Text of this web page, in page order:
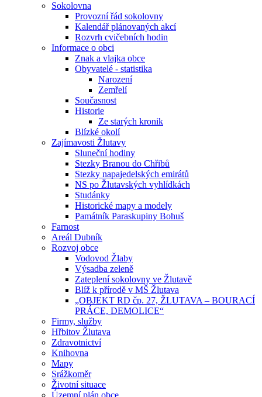
Sokolovna
Provozní řád sokolovny
Kalendář plánovaných akcí
Rozvrh cvičebních hodin
Informace o obci
Znak a vlajka obce
Obyvatelé - statistika
Narození
Zemřelí
Současnost
Historie
Ze starých kronik
Blízké okolí
Zajímavosti Žlutavy
Sluneční hodiny
Stezky Branou do Chřibů
Stezky napajedelských emirátů
NS po Žlutavských vyhlídkách
Studánky
Historické mapy a modely
Památník Paraskupiny Bohuš
Farnost
Areál Dubník
Rozvoj obce
Vodovod Žlaby
Výsadba zeleně
Zateplení sokolovny ve Žlutavě
Blíž k přírodě v MŠ Žlutava
„OBJEKT RD čp. 27, ŽLUTAVA – BOURACÍ
PRÁCE, DEMOLICE“
Firmy, služby
Hřbitov Žlutava
Zdravotnictví
Knihovna
Mapy
Srážkoměr
Životní situace
Územní plán obce